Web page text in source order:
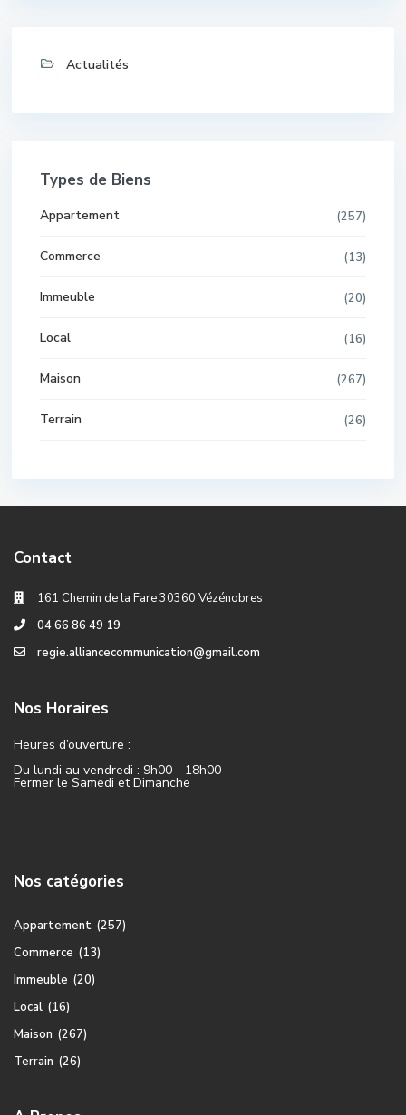
Actualités
Types de Biens
Appartement (257)
Commerce (13)
Immeuble (20)
Local (16)
Maison (267)
Terrain (26)
Contact
161 Chemin de la Fare 30360 Vézénobres
04 66 86 49 19
regie.alliancecommunication@gmail.com
Nos Horaires
Heures d’ouverture :
Du lundi au vendredi : 9h00 - 18h00
Fermer le Samedi et Dimanche
Nos catégories
Appartement (257)
Commerce (13)
Immeuble (20)
Local (16)
Maison (267)
Terrain (26)